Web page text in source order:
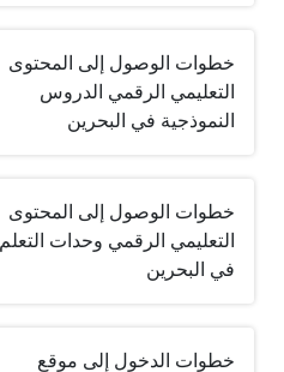
خطوات الوصول إلى المحتوى
التعليمي الرقمي الدروس
النموذجية في البحرين
خطوات الوصول إلى المحتوى
التعليمي الرقمي وحدات التعلم
في البحرين
خطوات الدخول إلى موقع